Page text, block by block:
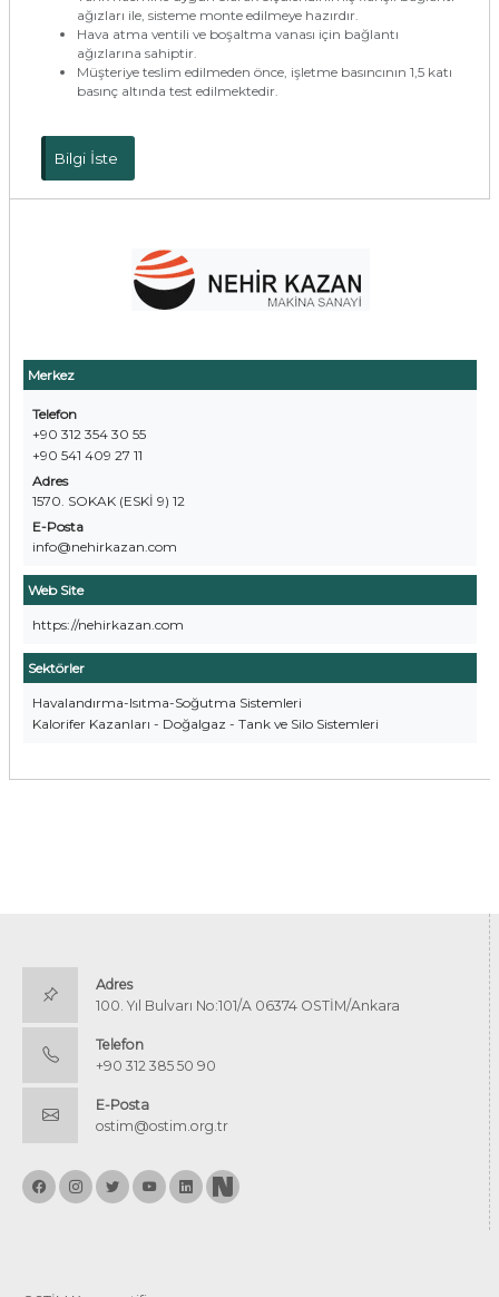
Merkez
Telefon
+90 312 354 30 55
+90 541 409 27 11
Adres
1570. SOKAK (ESKİ 9) 12
E-Posta
info@nehirkazan.com
Web Site
https://nehirkazan.com
Sektörler
Havalandırma-Isıtma-Soğutma Sistemleri
Kalorifer Kazanları - Doğalgaz - Tank ve Silo Sistemleri
ağızları ile, sisteme monte edilmeye hazırdır.
Hava atma ventili ve boşaltma vanası için bağlantı
ağızlarına sahiptir.
Müşteriye teslim edilmeden önce, işletme basıncının 1,5 katı
basınç altında test edilmektedir.
Bilgi İste
Adres
100. Yıl Bulvarı No:101/A 06374 OSTİM/Ankara
Telefon
+90 312 385 50 90
E-Posta
ostim@ostim.org.tr